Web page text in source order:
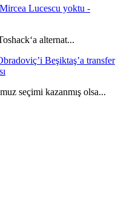
Lucescu yoktu -
alternat...
Beşiktaş’a transfer
seçimi kazanmış olsa...